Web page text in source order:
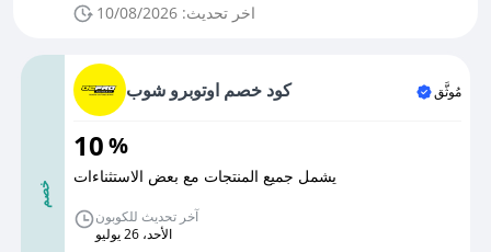
اخر تحديث: 10/08/2026
خصم
كود خصم اوتوبرو شوب مُوثَّق
10%
يشمل جميع المنتجات مع بعض الاستثناءات
آخر تحديث للكوبون
الأحد، 26 يوليو